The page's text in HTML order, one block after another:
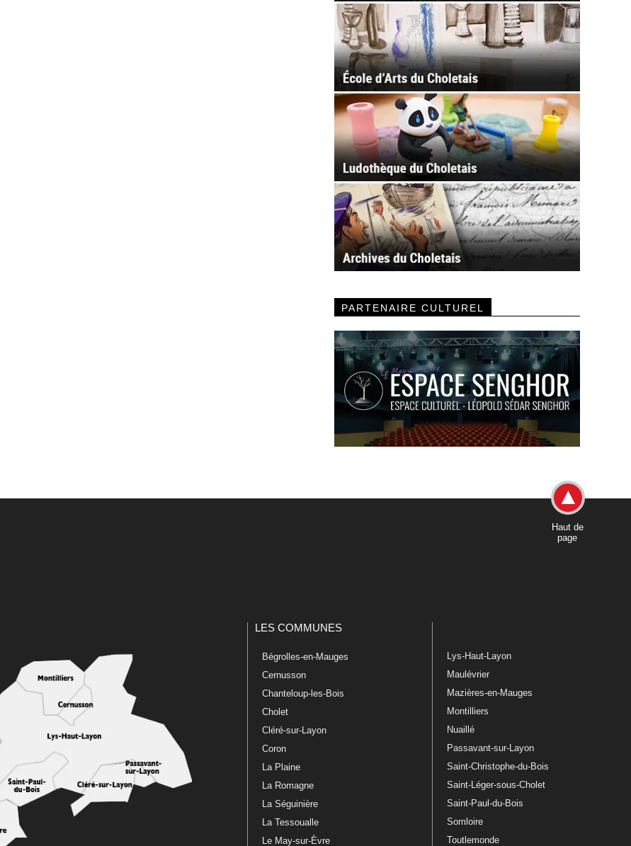
PARTENAIRE CULTUREL
Haut de
page
LES COMMUNES
Bégrolles-en-Mauges
Cernusson
Chanteloup-les-Bois
Cholet
Cléré-sur-Layon
Coron
La Plaine
La Romagne
La Séguinière
La Tessoualle
Le May-sur-Èvre
Lys-Haut-Layon
Maulévrier
Mazières-en-Mauges
Montilliers
Nuaillé
Passavant-sur-Layon
Saint-Christophe-du-Bois
Saint-Léger-sous-Cholet
Saint-Paul-du-Bois
Somloire
Toutlemonde